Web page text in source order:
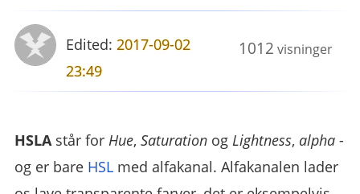
1012 visninger
Edited:2017-09-02
23:49
HSLAstår forHue,Saturation ogLightness,alpha -
og er bare HSL med alfakanal. Alfakanalen lader